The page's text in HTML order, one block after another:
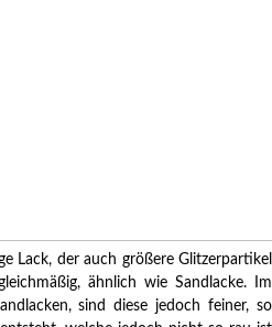
Lack, der auch größere Glitzerpartikel
ähnlich wie Sandlacke. Im
sind diese jedoch feiner, so